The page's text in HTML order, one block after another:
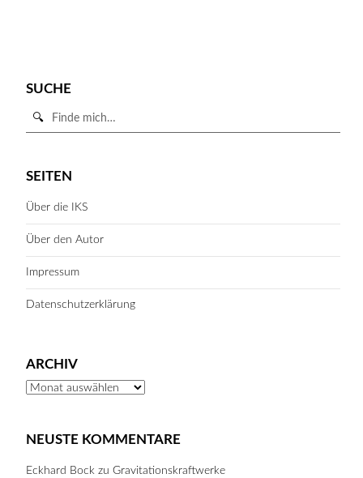
SUCHE
Suche
SEITEN
Über die IKS
Über den Autor
Impressum
Datenschutzerklärung
ARCHIV
Archiv
NEUSTE KOMMENTARE
Eckhard Bockzu Gravitationskraftwerke